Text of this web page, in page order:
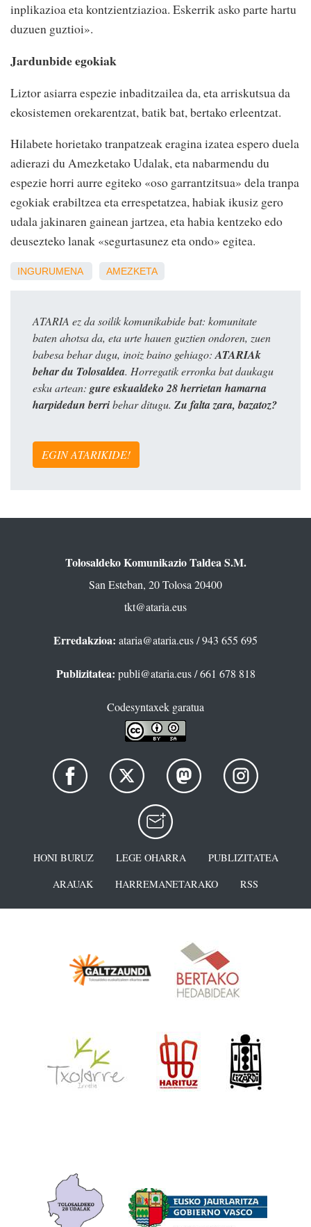
inplikazioa eta kontzientziazioa. Eskerrik asko parte hartu
duzuen guztioi».
Jardunbide egokiak
Liztor asiarra espezie inbaditzailea da, eta arriskutsua da
ekosistemen orekarentzat, batik bat, bertako erleentzat.
Hilabete horietako tranpatzeak eragina izatea espero duela
adierazi du Amezketako Udalak, eta nabarmendu du
espezie horri aurre egiteko «oso garrantzitsua» dela tranpa
egokiak erabiltzea eta errespetatzea, habiak ikusiz gero
udala jakinaren gainean jartzea, eta habia kentzeko edo
deusezteko lanak «segurtasunez eta ondo» egitea.
INGURUMENA AMEZKETA
ATARIA ez da soilik komunikabide bat: komunitate
baten ahotsa da, eta urte hauen guztien ondoren, zuen
babesa behar dugu, inoiz baino gehiago: ATARIAk
behar du Tolosaldea. Horregatik erronka bat daukagu
esku artean: gure eskualdeko 28 herrietan hamarna
harpidedun berribehar ditugu. Zu falta zara, bazatoz?
EGIN ATARIKIDE!
Tolosaldeko Komunikazio Taldea S.M.
San Esteban, 20 Tolosa 20400
tkt@ataria.eus
Erredakzioa: ataria@ataria.eus/ 943 655 695
Publizitatea: publi@ataria.eus/ 661 678 818
Codesyntaxek garatua
HONI BURUZ LEGE OHARRA
PUBLIZITATEA
ARAUAK
HARREMANETARAKO RSS